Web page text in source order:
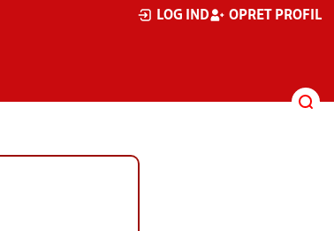
LOG IND OPRET PROFIL